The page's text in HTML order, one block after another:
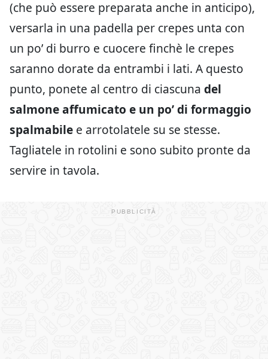
(che può essere preparata anche in anticipo),
versarla in una padella per crepes unta con
un po’ di burro e cuocere finchè le crepes
saranno dorate da entrambi i lati. A questo
punto, ponete al centro di ciascuna del
salmone affumicato e un po’ di formaggio
spalmabile e arrotolatele su se stesse.
Tagliatele in rotolini e sono subito pronte da
servire in tavola.